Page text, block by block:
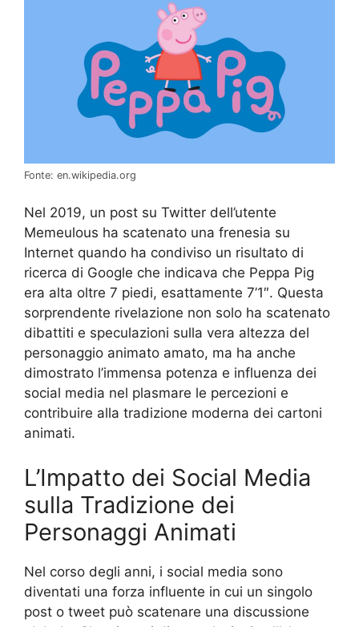
Fonte: en.wikipedia.org
Nel 2019, un post su Twitter dell’utente
Memeulous ha scatenato una frenesia su
Internet quando ha condiviso un risultato di
ricerca di Google che indicava che Peppa Pig
era alta oltre 7 piedi, esattamente 7’1″. Questa
sorprendente rivelazione non solo ha scatenato
dibattiti e speculazioni sulla vera altezza del
personaggio animato amato, ma ha anche
dimostrato l’immensa potenza e influenza dei
social media nel plasmare le percezioni e
contribuire alla tradizione moderna dei cartoni
animati.
L’Impatto dei Social Media
sulla Tradizione dei
Personaggi Animati
Nel corso degli anni, i social media sono
diventati una forza influente in cui un singolo
post o tweet può scatenare una discussione